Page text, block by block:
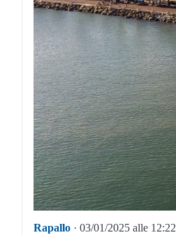
Rapallo · 03/01/2025 alle 12:22